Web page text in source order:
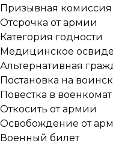
Могу чем-нибудь
Моя консультация
Задавайте вопрос.
Призывная комиссия
Отсрочка от армии
Категория годности
Медицинское
Альтернативная
Постановка на
Повестка в военкомат
Откосить от армии
Освобождение от
Военный билет